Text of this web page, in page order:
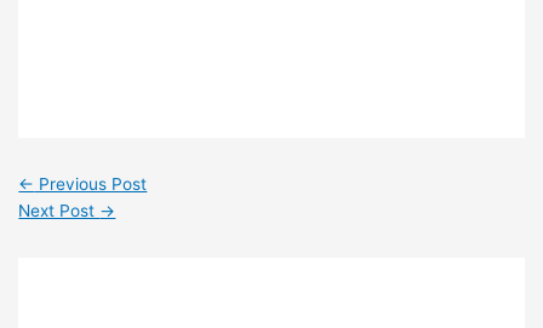
← Previous Post
Next Post →